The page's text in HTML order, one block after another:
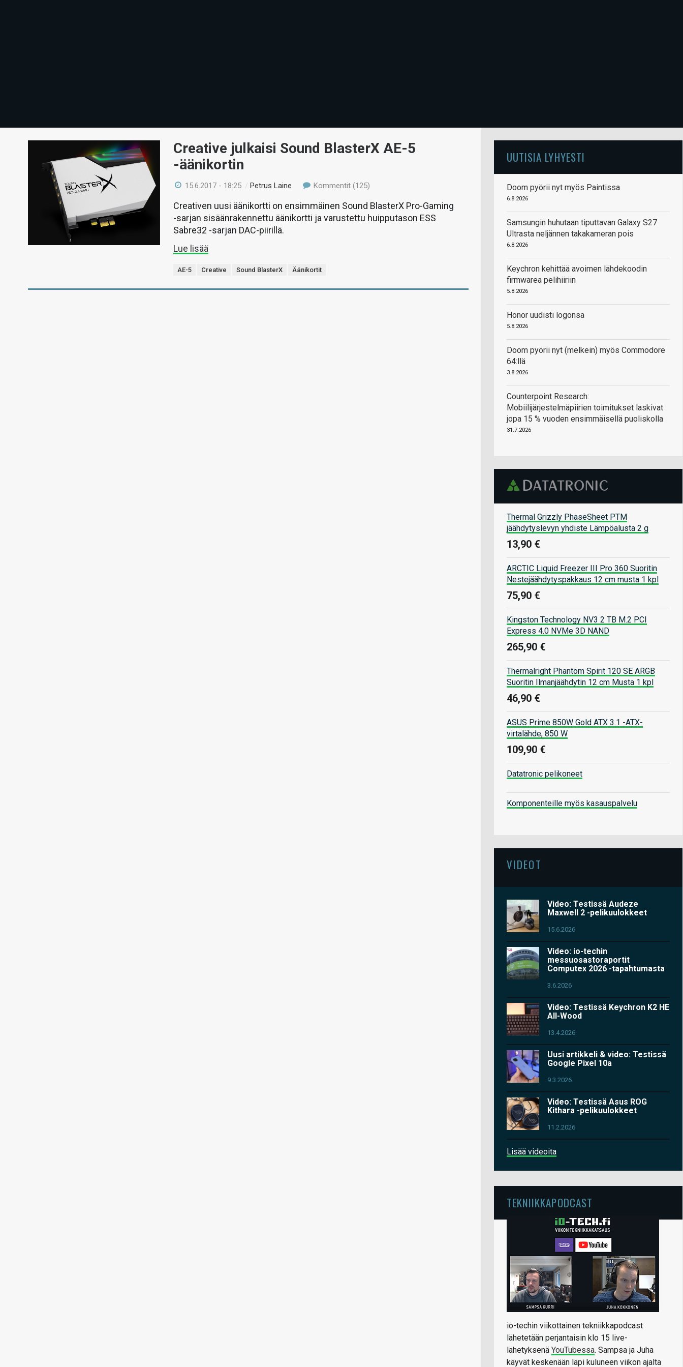
Creative julkaisi Sound BlasterX AE-5
-äänikortin
15.6.2017 - 18:25 /Petrus Laine Kommentit (125)
Creativen uusi äänikortti on ensimmäinen Sound BlasterX Pro-Gaming
-sarjan sisäänrakennettu äänikortti ja varustettu huipputason ESS
Sabre32 -sarjan DAC-piirillä.
Lue lisää
AE-5 Creative Sound BlasterX Äänikortit
UUTISIA LYHYESTI
Doom pyörii nyt myös Paintissa
6.8.2026
Samsungin huhutaan tiputtavan Galaxy S27
Ultrasta neljännen takakameran pois
6.8.2026
Keychron kehittää avoimen lähdekoodin
firmwarea pelihiiriin
5.8.2026
Honor uudisti logonsa
5.8.2026
Doom pyörii nyt (melkein) myös Commodore
64:llä
3.8.2026
Counterpoint Research:
Mobiilijärjestelmäpiirien toimitukset laskivat
jopa 15 % vuoden ensimmäisellä puoliskolla
31.7.2026
Thermal Grizzly PhaseSheet PTM
jäähdytyslevyn yhdiste Lämpöalusta 2 g
13,90 €
ARCTIC Liquid Freezer III Pro 360 Suoritin
Nestejäähdytyspakkaus 12 cm musta 1 kpl
75,90 €
Kingston Technology NV3 2 TB M.2 PCI
Express 4.0 NVMe 3D NAND
265,90 €
Thermalright Phantom Spirit 120 SE ARGB
Suoritin Ilmanjäähdytin 12 cm Musta 1 kpl
46,90 €
ASUS Prime 850W Gold ATX 3.1 -ATX-
virtalähde, 850 W
109,90 €
Datatronic pelikoneet
Komponenteille myös kasauspalvelu
VIDEOT
Video: Testissä Audeze
Maxwell 2 -pelikuulokkeet
15.6.2026
Video: io-techin
messuosastoraportit
Computex 2026 -tapahtumasta
3.6.2026
Video: Testissä Keychron K2 HE
All-Wood
13.4.2026
Uusi artikkeli & video: Testissä
Google Pixel 10a
9.3.2026
Video: Testissä Asus ROG
Kithara -pelikuulokkeet
11.2.2026
Lisää videoita
TEKNIIKKAPODCAST
io-techin viikottainen tekniikkapodcast
lähetetään perjantaisin klo 15 live-
lähetyksenä YouTubessa. Sampsa ja Juha
käyvät keskenään läpi kuluneen viikon ajalta